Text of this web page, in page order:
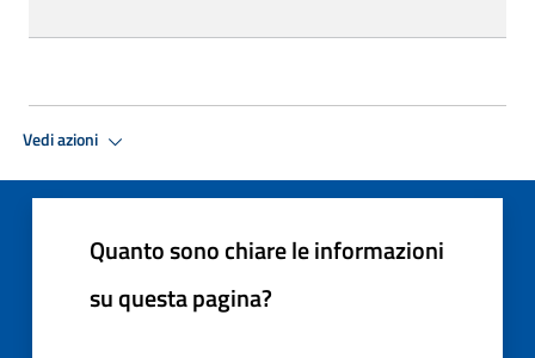
Vedi azioni
Quanto sono chiare le informazioni
su questa pagina?